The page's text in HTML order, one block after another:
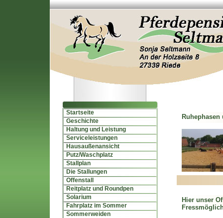
Startseite
Geschichte
Haltung und Leistung
Serviceleistungen
Hausaußenansicht
Putz/Waschplatz
Stallplan
Die Stallungen
Offenstall
Reitplatz und Roundpen
Solarium
Fahrplatz im Sommer
Sommerweiden
Hier unser